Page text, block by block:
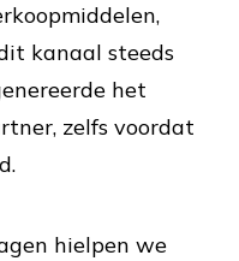
kanaal steeds
het
zelfs voordat
hielpen we